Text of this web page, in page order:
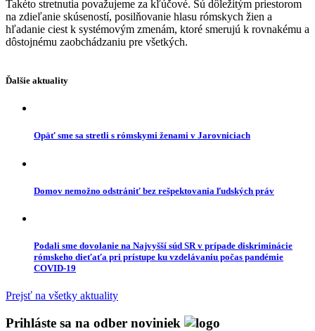
Takéto stretnutia považujeme za kľúčové. Sú dôležitým priestorom
na zdieľanie skúseností, posilňovanie hlasu rómskych žien a
hľadanie ciest k systémovým zmenám, ktoré smerujú k rovnakému a
dôstojnému zaobchádzaniu pre všetkých.
Ďalšie aktuality
Opäť sme sa stretli s rómskymi ženami v Jarovniciach
Domov nemožno odstrániť bez rešpektovania ľudských práv
Podali sme dovolanie na Najvyšší súd SR v prípade diskriminácie
rómskeho dieťaťa pri prístupe ku vzdelávaniu počas pandémie
COVID-19
Prejsť na všetky aktuality
Prihláste sa na odber noviniek